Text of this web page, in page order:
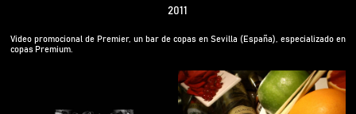
2011
Video promocional de Premier, un bar de copas en Sevilla (España), especializado en
copas Premium.